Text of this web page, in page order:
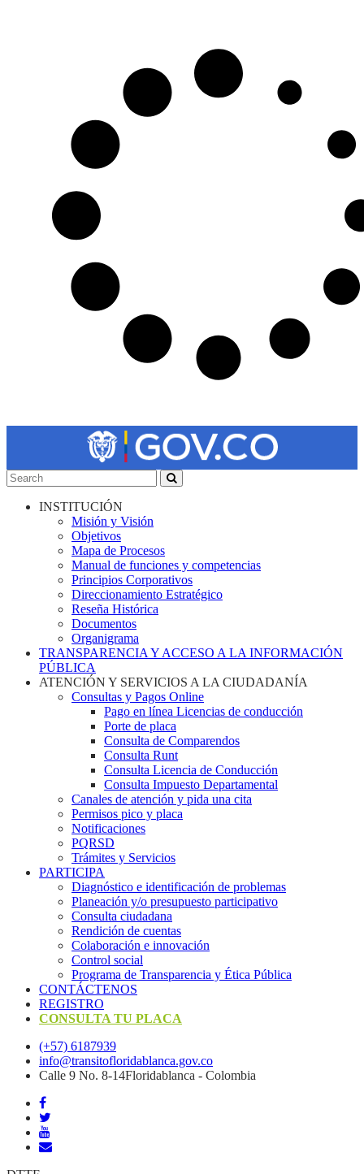
INSTITUCIÓN
Misión y Visión
Objetivos
Mapa de Procesos
Manual de funciones y competencias
Principios Corporativos
Direccionamiento Estratégico
Reseña Histórica
Documentos
Organigrama
TRANSPARENCIA Y ACCESO A LA INFORMACIÓN
PÚBLICA
ATENCIÓN Y SERVICIOS A LA CIUDADANÍA
Consultas y Pagos Online
Pago en línea Licencias de conducción
Porte de placa
Consulta de Comparendos
Consulta Runt
Consulta Licencia de Conducción
Consulta Impuesto Departamental
Canales de atención y pida una cita
Permisos pico y placa
Notificaciones
PQRSD
Trámites y Servicios
PARTICIPA
Diagnóstico e identificación de problemas
Planeación y/o presupuesto participativo​
Consulta ciudadana
Rendición de cuentas
Colaboración e innovación
Control social
Programa de Transparencia y Ética Pública
CONTÁCTENOS
REGISTRO
CONSULTA TU PLACA
(+57) 6187939
info@transitofloridablanca.gov.co
Calle 9 No. 8-14Floridablanca - Colombia